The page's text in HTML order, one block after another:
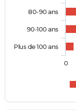
80-90 ans
90-100 ans
Plus de 100 ans
0